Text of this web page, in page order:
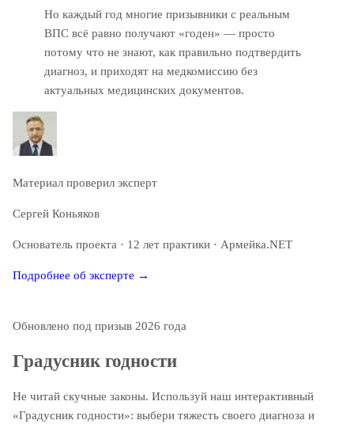
Но каждый год многие призывники с реальным
ВПС всё равно получают «годен» — просто
потому что не знают, как правильно подтвердить
диагноз, и приходят на медкомиссию без
актуальных медицинских документов.
Материал проверил эксперт
Сергей Коньяков
Основатель проекта · 12 лет практики · Армейка.NET
Подробнее об эксперте →
Обновлено под призыв 2026 года
Градусник годности
Не читай скучные законы. Используй наш интерактивный
«Градусник годности»: выбери тяжесть своего диагноза и